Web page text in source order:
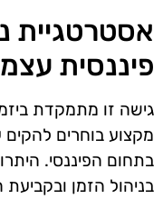
אסטרטגיית
פיננסית
גישה זו מתמקדת
מקצוע בוחרים
בתחום הפיננסי.
בניהול הזמן ובקביעת